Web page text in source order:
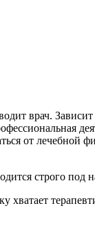
врач.
от лечебной
строго под
хватает